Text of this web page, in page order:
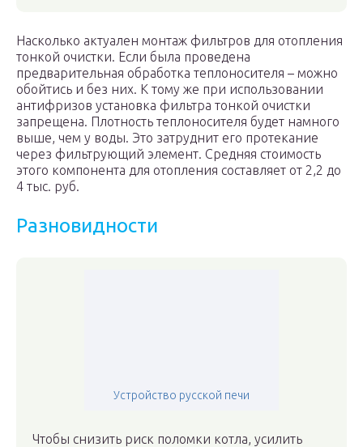
Насколько актуален монтаж фильтров для отопления
тонкой очистки. Если была проведена
предварительная обработка теплоносителя – можно
обойтись и без них. К тому же при использовании
антифризов установка фильтра тонкой очистки
запрещена. Плотность теплоносителя будет намного
выше, чем у воды. Это затруднит его протекание
через фильтрующий элемент. Средняя стоимость
этого компонента для отопления составляет от 2,2 до
4 тыс. руб.
Разновидности
Устройство русской печи
Чтобы снизить риск поломки котла, усилить